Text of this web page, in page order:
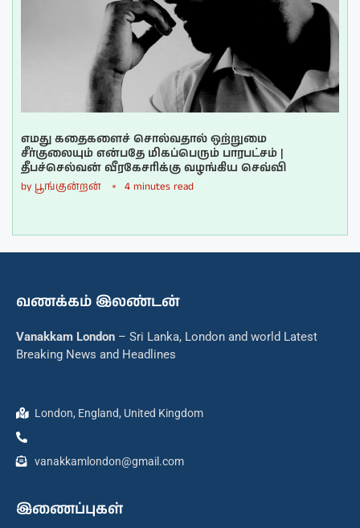
எமது கதைகளைச் சொல்வதால் ஒற்றுமை
சீர்குலையும் என்பதே மிகப்பெரும் பாரபட்சம் |
தீபச்செல்வன் வீரகேசரிக்கு வழங்கிய செவ்வி
by பூங்குன்றன் 4 minutes read
வணக்கம் இலண்டன்
Vanakkam London – Sri Lanka, London and world Latest
Breaking News and Headlines
London, England, United Kingdom
vanakkamlondon@gmail.com
இணைப்புகள்